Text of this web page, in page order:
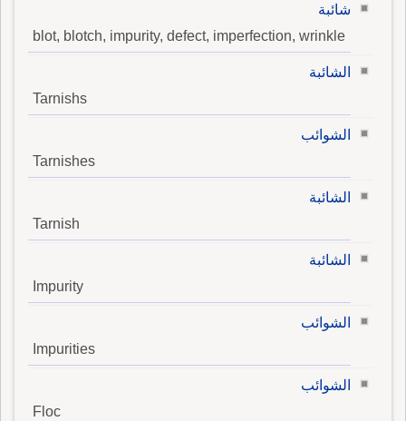
شائبة
blot, blotch, impurity, defect, imperfection, wrinkle
الشائبة
Tarnishs
الشوائب
Tarnishes
الشائبة
Tarnish
الشائبة
Impurity
الشوائب
Impurities
الشوائب
Floc